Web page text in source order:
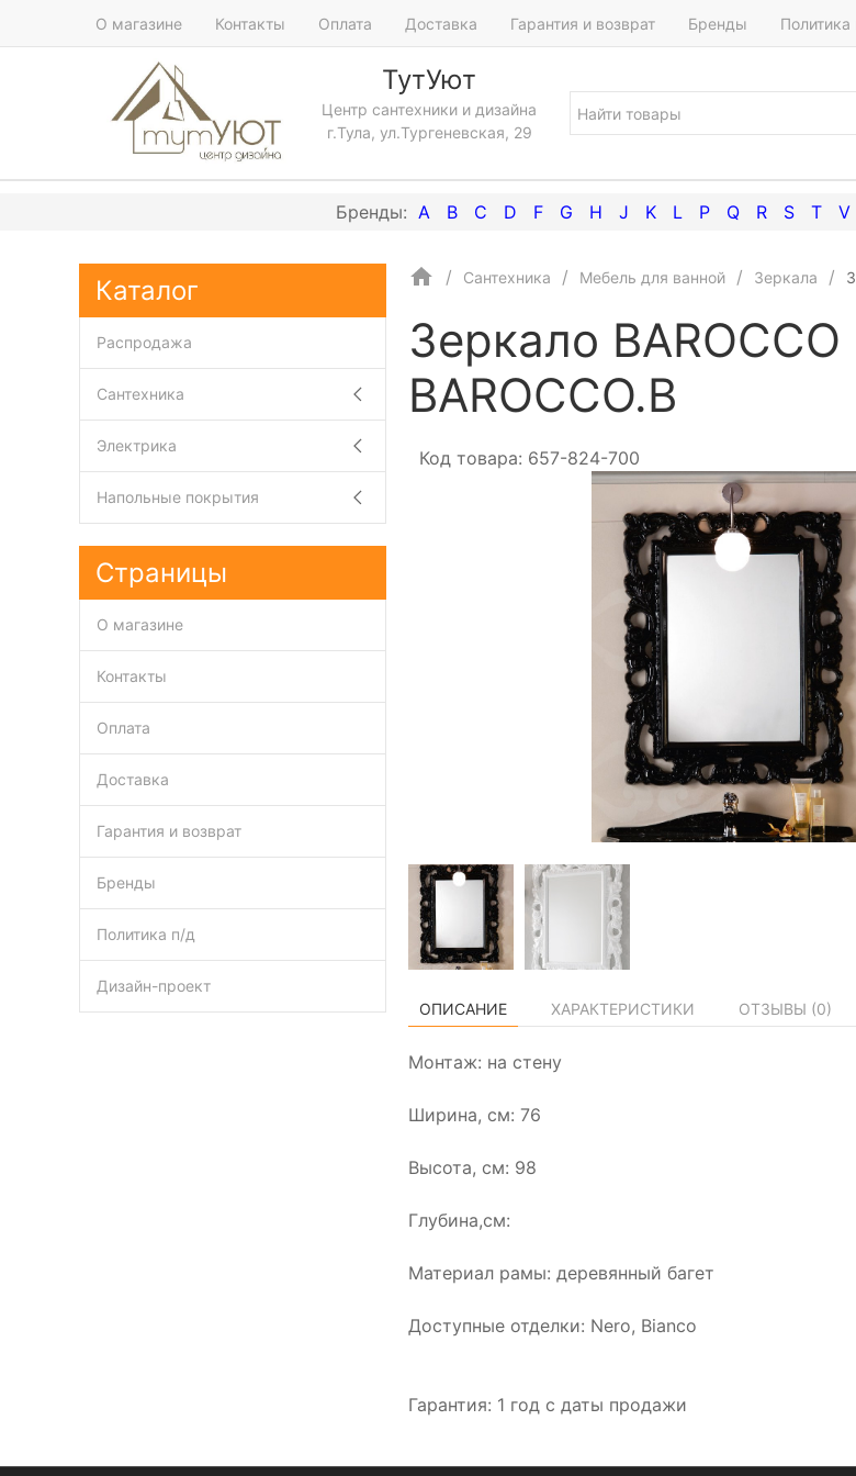
О магазине Контакты Оплата Доставка Гарантия и возврат Бренды Политика
ТутУют
Центр сантехники и дизайна
г.Тула, ул.Тургеневская, 29
A B C D F G H J K L P Q R S T V
Сантехника Мебель для ванной Зеркала
Зеркало
BAROCCO.B
Код товара: 657-824-700
ОПИСАНИЕ ХАРАКТЕРИСТИКИ ОТЗЫВЫ (0)
Монтаж: на стену
Ширина, см: 76
Высота, см: 98
Глубина,см:
Материал рамы: деревянный багет
Доступные отделки: Nero, Bianco
Гарантия: 1 год с даты продажи
Каталог
Распродажа
Сантехника
Электрика
Напольные покрытия
Страницы
О магазине
Контакты
Оплата
Доставка
Гарантия и возврат
Бренды
Политика п/д
Дизайн-проект